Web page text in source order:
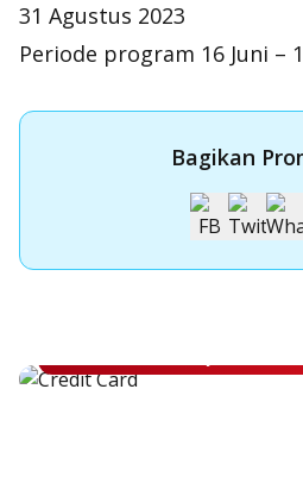
31 Agustus 2023
Periode program 16 Juni –
Bagikan
Apply Kartu Kredit